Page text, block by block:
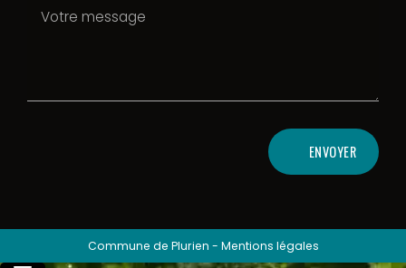
ENVOYER
Commune de Plurien - Mentions légales